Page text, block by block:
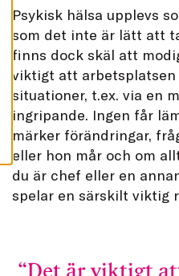
A
L
A
C
O
K
I
E
S
Psykisk hälsa upplevs
som det inte är lätt att
finns dock skäl att
viktigt att
situationer, t.ex. via en
ingripande. Ingen får
märker förändringar,
eller hon mår och om
du är chef eller en
spelar en särskilt viktig
Det är viktigt